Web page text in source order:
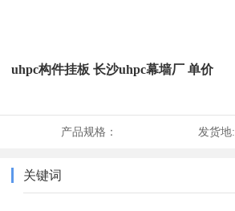
uhpc构件挂板 长沙uhpc幕墙厂 单价
产品规格： 发货地:
关键词